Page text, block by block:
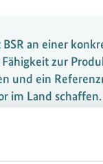
an einer
zur
und ein
im Land schaffen.
Energy Support